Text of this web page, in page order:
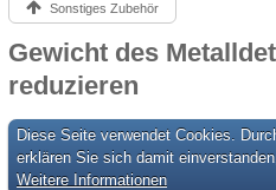
Sonstiges Zubehör
Gewicht des
reduzieren
Diese Seite verwendet Cookies.
erklären Sie sich damit
Weitere Informationen